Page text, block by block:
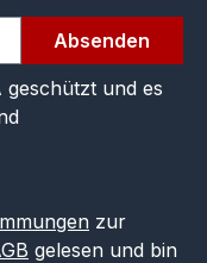
Absenden
geschützt und es
zur
gelesen und bin